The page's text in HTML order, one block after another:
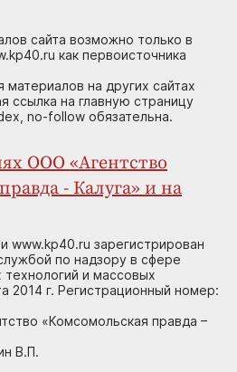
сайта возможно только в
как первоисточника
материалов на других сайтах
ссылка на главную страницу
no-follow обязательна.
ООО «Агентство
- Калуга» и на
www.kp40.ru зарегистрирован
по надзору в сфере
и массовых
2014 г. Регистрационный номер:
«Комсомольская правда –
В.П.